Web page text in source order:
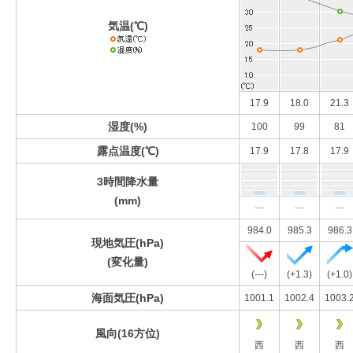
気温(℃)
17.9 18.0 21.3
湿度(%) 100 99 81
露点温度(℃) 17.9 17.8 17.9
3時間降水量
(mm)
--- --- ---
現地気圧(hPa)
(変化量)
984.0 985.3 986.3
(---) (+1.3) (+1.0)
海面気圧(hPa) 1001.1 1002.4
風向(16方位)
西 西 西